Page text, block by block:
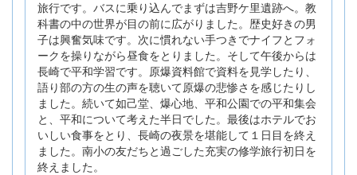
旅行です。バスに乗り込んでまずは吉野ケ里遺跡へ。教
科書の中の世界が目の前に広がりました。歴史好きの男
子は興奮気味です。次に慣れない手つきでナイフとフォ
ークを操りながら昼食をとりました。そして午後からは
長崎で平和学習です。原爆資料館で資料を見学したり、
語り部の方の生の声を聴いて原爆の悲惨さを感じたりし
ました。続いて如己堂、爆心地、平和公園での平和集会
と、平和について考えた半日でした。最後はホテルでお
いしい食事をとり、長崎の夜景を堪能して１日目を終え
ました。南小の友だちと過ごした充実の修学旅行初日を
終えました。